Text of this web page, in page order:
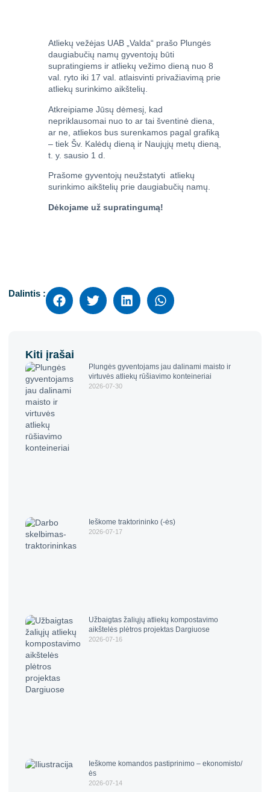
Atliekų vežėjas UAB „Valda“ prašo Plungės
daugiabučių namų gyventojų būti
supratingiems ir atliekų vežimo dieną nuo 8
val. ryto iki 17 val. atlaisvinti privažiavimą prie
atliekų surinkimo aikštelių.
Atkreipiame Jūsų dėmesį, kad
nepriklausomai nuo to ar tai šventinė diena,
ar ne, atliekos bus surenkamos pagal grafiką
– tiek Šv. Kalėdų dieną ir Naujųjų metų dieną,
t. y. sausio 1 d.
Prašome gyventojų neužstatyti atliekų
surinkimo aikštelių prie daugiabučių namų.
Dėkojame už supratingumą!
Dalintis :
Kiti įrašai
Plungės gyventojams jau dalinami maisto ir
virtuvės atliekų rūšiavimo konteineriai
2026-07-30
Ieškome traktorininko (-ės)
2026-07-17
Užbaigtas žaliųjų atliekų kompostavimo
aikštelės plėtros projektas Dargiuose
2026-07-16
Ieškome komandos pastiprinimo – ekonomisto/
ės
2026-07-14